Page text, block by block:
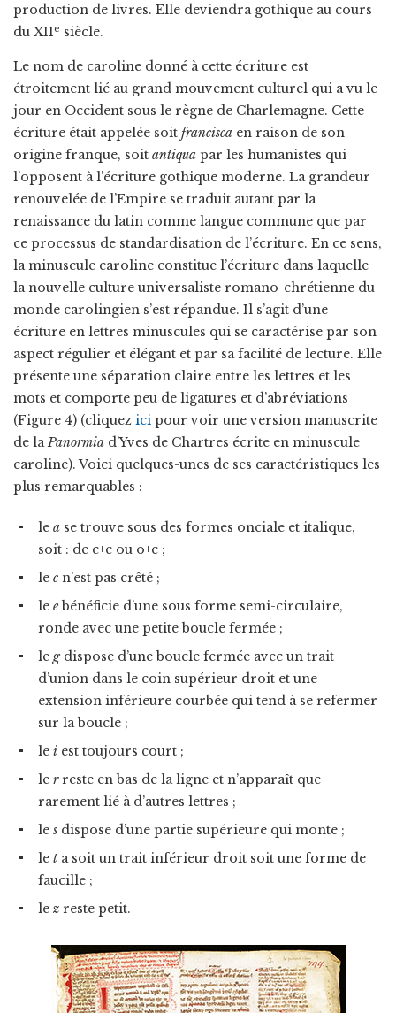
production de livres. Elle deviendra gothique au cours
du XIIe siècle.
Le nom de caroline donné à cette écriture est
étroitement lié au grand mouvement culturel qui a vu le
jour en Occident sous le règne de Charlemagne. Cette
écriture était appelée soit francisca en raison de son
origine franque, soit antiqua par les humanistes qui
l’opposent à l’écriture gothique moderne. La grandeur
renouvelée de l’Empire se traduit autant par la
renaissance du latin comme langue commune que par
ce processus de standardisation de l’écriture. En ce sens,
la minuscule caroline constitue l’écriture dans laquelle
la nouvelle culture universaliste romano-chrétienne du
monde carolingien s’est répandue. Il s’agit d’une
écriture en lettres minuscules qui se caractérise par son
aspect régulier et élégant et par sa facilité de lecture. Elle
présente une séparation claire entre les lettres et les
mots et comporte peu de ligatures et d’abréviations
(Figure 4) (cliquez ici pour voir une version manuscrite
de laPanormia d’Yves de Chartres écrite en minuscule
caroline). Voici quelques-unes de ses caractéristiques les
plus remarquables :
le a se trouve sous des formes onciale et italique,
soit : de c+c ou o+c ;
le c n’est pas crêté ;
le ebénéficie d’une sous forme semi-circulaire,
ronde avec une petite boucle fermée ;
le gdispose d’une boucle fermée avec un trait
d’union dans le coin supérieur droit et une
extension inférieure courbée qui tend à se refermer
sur la boucle ;
le i est toujours court ;
le rreste en bas de la ligne et n’apparaît que
rarement lié à d’autres lettres ;
le s dispose d’une partie supérieure qui monte ;
le t a soit un trait inférieur droit soit une forme de
faucille ;
le z reste petit.